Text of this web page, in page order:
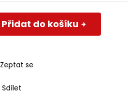
Přidat do košíku
Zeptat se
Sdílet